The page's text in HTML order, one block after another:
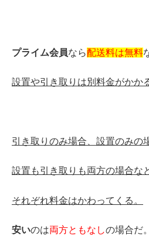
プライム会員なら配送料は無料
設置や引き取り は別料金がかか
引き取り のみ場合、 設置のみの
設置 も引き取り も両方の場合な
それぞれ料金はかわってくる。
安いのは両方ともなしの場合だ。